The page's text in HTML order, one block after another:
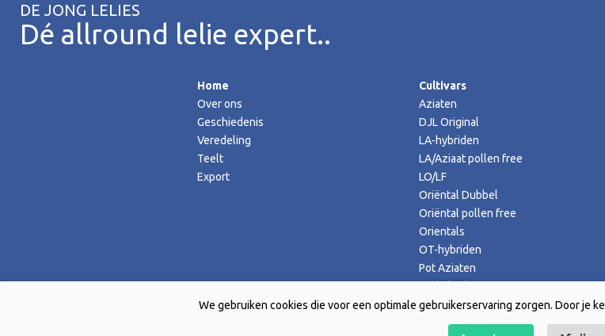
DE JONG LELIES
Dé allround lelie expert..
Home
Over ons
Geschiedenis
Veredeling
Teelt
Export
Cultivars
Aziaten
DJL Original
LA-hybriden
LA/Aziaat pollen free
LO/LF
Oriëntal Dubbel
Oriëntal pollen free
Orientals
OT-hybriden
Pot Aziaten
We gebruiken cookies die voor een optimale gebruikerservaring zorgen. Door je